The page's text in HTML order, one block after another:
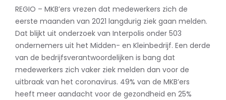
REGIO – MKB’ers vrezen dat medewerkers zich de
eerste maanden van 2021 langdurig ziek gaan melden.
Dat blijkt uit onderzoek van Interpolis onder 503
ondernemers uit het Midden- en Kleinbedrijf. Een derde
van de bedrijfsverantwoordelijken is bang dat
medewerkers zich vaker ziek melden dan voor de
uitbraak van het coronavirus. 49% van de MKB’ers
heeft meer aandacht voor de gezondheid en 25%